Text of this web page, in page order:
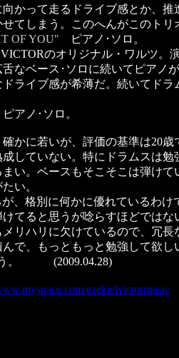
かって走るドライブ感とか、
てしまう。このへんがこのトリ
OF YOU"
ピアノ･ソロ。
VICTORのオリジナル・ワルツ。
なベース･ソロに続いてピアノ
ライブ感が希薄だ。続いてド
アノ･ソロ。
かに若いが、評価の基準は20
していない。特にドラムスは
い。ベースもそこそこは弾け
い。
、格別に何かに優れているわ
てると思うが唸らすほどではな
リハリに欠けているので、冗
で、もっともっと勉強して欲
う。 (2009.04.28)
ezekielvictormusic